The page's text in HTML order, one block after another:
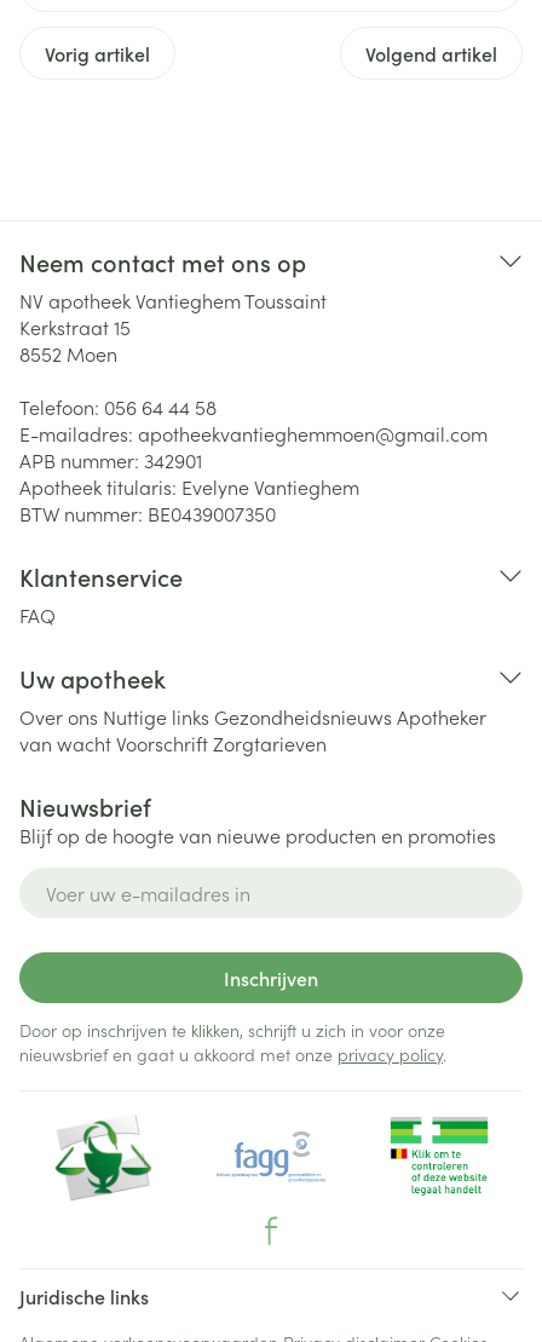
Vorig artikel Volgend artikel
Neem contact met ons op
NV apotheek Vantieghem Toussaint
Kerkstraat 15
8552 Moen
Telefoon: 056 64 44 58
E-mailadres: apotheekvantieghemmoen@gmail.com
APB nummer: 342901
Apotheek titularis: Evelyne Vantieghem
BTW nummer: BE0439007350
Klantenservice
FAQ
Uw apotheek
Over ons Nuttige links Gezondheidsnieuws Apotheker
van wachtVoorschriftZorgtarieven
Nieuwsbrief
Blijf op de hoogte van nieuwe producten en promoties
Inschrijven
Door op inschrijven te klikken, schrijft u zich in voor onze
nieuwsbrief en gaat u akkoord met onze privacy policy.
Juridische links